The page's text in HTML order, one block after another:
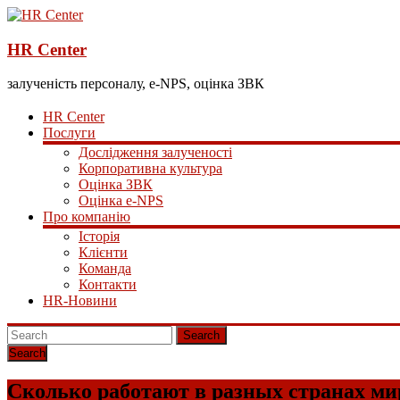
HR Center
залученість персоналу, e-NPS, оцінка ЗВК
HR Center
Послуги
Дослідження залученості
Корпоративна культура
Оцінка ЗВК
Оцінка e-NPS
Про компанію
Історія
Клієнти
Команда
Контакти
HR-Новини
Search
Сколько работают в разных странах